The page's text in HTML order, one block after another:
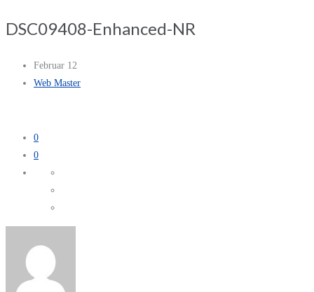
DSC09408-Enhanced-NR
Februar 12
Web Master
0
0